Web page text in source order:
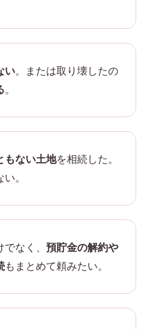
い。または取り壊したの
。
もない土地を相続した。
。
なく、 預貯金の解約や
もまとめて頼みたい。